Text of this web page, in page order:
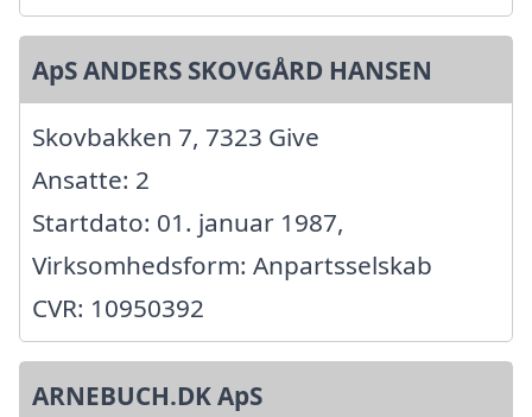
ApS ANDERS SKOVGÅRD HANSEN
Skovbakken 7, 7323 Give
Ansatte: 2
Startdato: 01. januar 1987,
Virksomhedsform: Anpartsselskab
CVR: 10950392
ARNEBUCH.DK ApS